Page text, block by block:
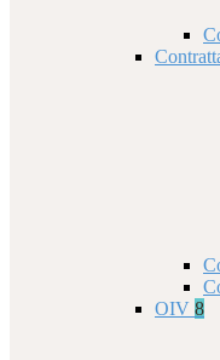
OIV 8